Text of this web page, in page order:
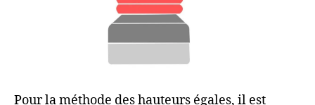
Pour la méthode des hauteurs égales, il est